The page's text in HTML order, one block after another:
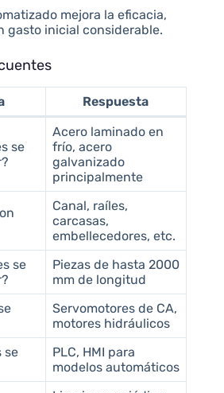
mejora la eficacia,
gasto inicial considerable.
Respuesta
se
Acero laminado en
frío, acero
galvanizado
principalmente
Canal, raíles,
carcasas,
embellecedores, etc.
se
Piezas de hasta 2000
mm de longitud
Servomotores de CA,
motores hidráulicos
se
PLC, HMI para
modelos automáticos